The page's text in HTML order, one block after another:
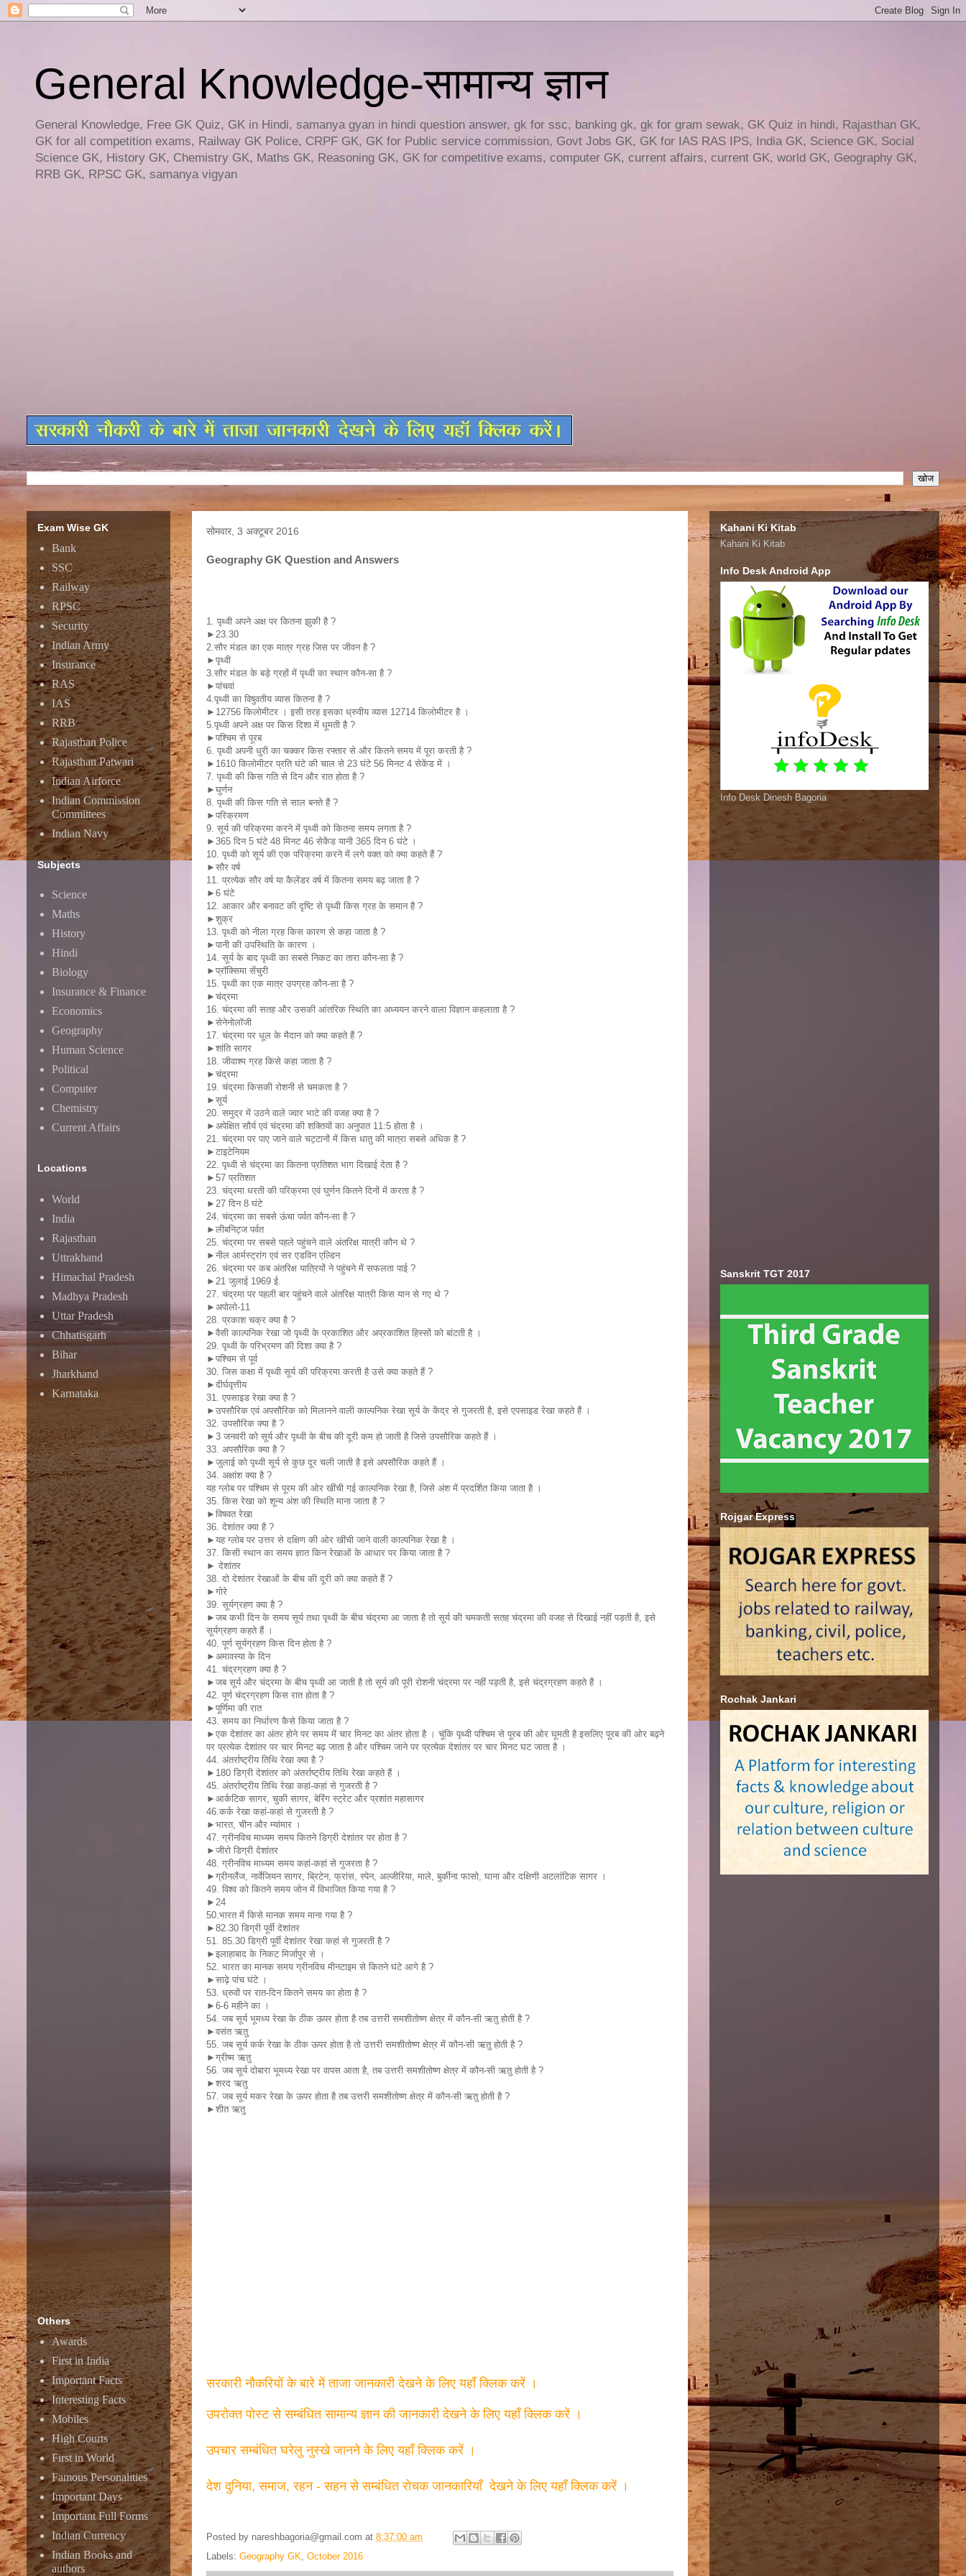
General Knowledge-सामान्य ज्ञान
General Knowledge, Free GK Quiz, GK in Hindi, samanya gyan in hindi question answer, gk for ssc, banking gk, gk for gram sewak, GK Quiz in hindi, Rajasthan GK,
GK for all competition exams, Railway GK Police, CRPF GK, GK for Public service commission, Govt Jobs GK, GK for IAS RAS IPS, India GK, Science GK, Social
Science GK, History GK, Chemistry GK, Maths GK, Reasoning GK, GK for competitive exams, computer GK, current affairs, current GK, world GK, Geography GK,
RRB GK, RPSC GK, samanya vigyan
सोमवार, 3 अक्टूबर 2016
Geography GK Question and Answers
1. पृथ्वी अपने अक्ष पर कितना झुकी है ?
►23.30
2.सौर मंडल का एक मात्र ग्रह जिस पर जीवन है ?
►पृथ्वी
3.सौर मंडल के बड़े ग्रहों में पृथ्वी का स्थान कौन-सा है ?
►पांचवां
4.पृथ्वी का विषुवतीय व्यास कितना है ?
►12756 किलोमीटर । इसी तरह इसका ध्रुवीय व्यास 12714 किलोमीटर है ।
5.पृथ्वी अपने अक्ष पर किस दिशा में धूमती है ?
►पश्चिम से पूरब
6. पृथ्वी अपनी धुरी का चक्कर किस रफ्तार से और कितने समय में पूरा करती है ?
►1610 किलोमीटर प्रति घंटे की चाल से 23 घंटे 56 मिनट 4 सेकेंड में ।
7. पृथ्वी की किस गति से दिन और रात होता है ?
►घुर्णन
8. पृथ्वी की किस गति से साल बनते हैं ?
►परिक्रमण
9. सूर्य की परिक्रमा करने में पृथ्वी को कितना समय लगता है ?
►365 दिन 5 घंटे 48 मिनट 46 सेकेंड यानी 365 दिन 6 घंटे ।
10. पृथ्वी को सूर्य की एक परिक्रमा करने में लगे वक्त को क्या कहते हैं ?
►सौर वर्ष
11. प्रत्येक सौर वर्ष या कैलेंडर वर्ष में कितना समय बढ़ जाता है ?
►6 घंटे
12. आकार और बनावट की दृष्टि से पृथ्वी किस ग्रह के समान है ?
►शुक्र
13. पृथ्वी को नीला ग्रह किस कारण से कहा जाता है ?
►पानी की उपस्थिति के कारण ।
14. सूर्य के बाद पृथ्वी का सबसे निकट का तारा कौन-सा है ?
►प्रॉक्सिमा सेंचुरी
15. पृथ्वी का एक मात्र उपग्रह कौन-सा है ?
►चंद्रमा
16. चंद्रमा की सतह और उसकी आंतरिक स्थिति का अध्ययन करने वाला विज्ञान कहलाता है ?
►सेनेनोलॉजी
17. चंद्रमा पर धूल के मैदान को क्या कहते हैं ?
►शांति सागर
18. जीवाश्म ग्रह किसे कहा जाता है ?
►चंद्रमा
19. चंद्रमा किसकी रोशनी से चमकता है ?
►सूर्य
20. समुद्र में उठने वाले ज्वार भाटे की वजह क्या है ?
►अपेक्षित सौर्य एवं चंद्रमा की शक्तियों का अनुपात 11:5 होता है ।
21. चंद्रमा पर पाए जाने वाले चट्टानों में किस धातु की मात्रा सबसे अधिक है ?
►टाइटेनियम
22. पृथ्वी से चंद्रमा का कितना प्रतिशत भाग दिखाई देता है ?
►57 प्रतिशत
23. चंद्रमा धरती की परिक्रमा एवं घुर्णन कितने दिनों में करता है ?
►27 दिन 8 घंटे
24. चंद्रमा का सबसे ऊंचा पर्वत कौन-सा है ?
►लीबनिट्ज पर्वत
25. चंद्रमा पर सबसे पहले पहुंचने वाले अंतरिक्ष यात्री कौन थे ?
►नील आर्मस्ट्रांग एवं सर एडविन एल्डिन
26. चंद्रमा पर कब अंतरिक्ष यात्रियों ने पहुंचने में सफलता पाई ?
►21 जुलाई 1969 ई.
27. चंद्रमा पर पहली बार पहुंचने वाले अंतरिक्ष यात्री किस यान से गए थे ?
►अपोलो-11
28. प्रकाश चक्र क्या है ?
►वैसी काल्पनिक रेखा जो पृथ्वी के प्रकाशित और अप्रकाशित हिस्सों को बांटती है ।
29. पृथ्वी के परिभ्रमण की दिशा क्या है ?
►पश्चिम से पूर्व
30. जिस कक्षा में पृथ्वी सूर्य की परिक्रमा करती है उसे क्या कहते हैं ?
►दीर्घवृत्तीय
31. एपसाइड रेखा क्या है ?
►उपसौरिक एवं अपसौरिक को मिलानने वाली काल्पनिक रेखा सूर्य के केंद्र से गुजरती है, इसे एपसाइड रेखा कहते हैं ।
32. उपसौरिक क्या है ?
►3 जनवरी को सूर्य और पृथ्वी के बीच की दूरी कम हो जाती है जिसे उपसौरिक कहते हैं ।
33. अपसौरिक क्या है ?
►जुलाई को पृथ्वी सूर्य से कुछ दूर चली जाती है इसे अपसौरिक कहते हैं ।
34. अक्षांश क्या है ?
यह ग्लोब पर पश्चिम से पूरम की ओर खींची गई काल्पनिक रेखा है, जिसे अंश में प्रदर्शित किया जाता है ।
35. किस रेखा को शून्य अंश की स्थिति माना जाता है ?
►विषवत रेखा
36. देशांतर क्या है ?
►यह ग्लोब पर उत्तर से दक्षिण की ओर खींची जाने वाली काल्पनिक रेखा है ।
37. किसी स्थान का समय ज्ञात किन रेखाओं के आधार पर किया जाता है ?
► देशांतर
38. दो देशांतर रेखाओं के बीच की दूरी को क्या कहते हैं ?
►गोरे
39. सूर्यग्रहण क्या है ?
►जब कभी दिन के समय सूर्य तथा पृथ्वी के बीच चंद्रमा आ जाता है तो सूर्य की चमकती सतह चंद्रमा की वजह से दिखाई नहीं पड़ती है, इसे
सूर्यग्रहण कहते हैं ।
40. पूर्ण सूर्यग्रहण किस दिन होता है ?
►अमावस्या के दिन
41. चंद्रग्रहण क्या है ?
►जब सूर्य और चंद्रमा के बीच पृथ्वी आ जाती है तो सूर्य की पूरी रोशनी चंद्रमा पर नहीं पड़ती है, इसे चंद्रग्रहण कहते हैं ।
42. पूर्ण चंद्रग्रहण किस रात होता है ?
►पूर्णिमा की रात
43. समय का निर्धारण कैसे किया जाता है ?
►एक देशांतर का अंतर होने पर समय में चार मिनट का अंतर होता है । चूंकि पृथ्वी पश्चिम से पूरब की ओर घूमती है इसलिए पूरब की ओर बढ़ने
पर प्रत्येक देशांतर पर चार मिनट बढ़ जाता है और पश्चिम जाने पर प्रत्येक देशांतर पर चार मिनट घट जाता है ।
44. अंतर्राष्ट्रीय तिथि रेखा क्या है ?
►180 डिग्री देशांतर को अंतर्राष्ट्रीय तिथि रेखा कहते हैं ।
45. अंतर्राष्ट्रीय तिथि रेखा कहां-कहां से गुजरती है ?
►आर्कटिक सागर, चुकी सागर, बेरिंग स्ट्रेट और प्रशांत महासागर
46.कर्क रेखा कहां-कहां से गुजरती है ?
►भारत, चीन और म्यांमार ।
47. ग्रीनविच माध्यम समय कितने डिग्री देशांतर पर होता है ?
►जीरो डिग्री देशांतर
48. ग्रीनविच माध्यम समय कहां-कहां से गुजरता है ?
►ग्रीनलैंज, नार्वेजियन सागर, ब्रिटेन, फ्रांस, स्पेन, अल्जीरिया, माले, बुर्कीना फासो, घाना और दक्षिणी अटलांटिक सागर ।
49. विश्व को कितने समय जोन में विभाजित किया गया है ?
►24
50.भारत में किसे मानक समय माना गया है ?
►82.30 डिग्री पूर्वी देशांतर
51. 85.30 डिग्री पूर्वी देशांतर रेखा कहां से गुजरती है ?
►इलाहाबाद के निकट मिर्जापुर से ।
52. भारत का मानक समय ग्रीनविच मीनटाइम से कितने घंटे आगे है ?
►साढ़े पांच घंटे ।
53. ध्रुवों पर रात-दिन कितने समय का होता है ?
►6-6 महीने का ।
54. जब सूर्य भूमध्य रेखा के ठीक ऊपर होता है तब उत्तरी समशीतोष्ण क्षेत्र में कौन-सी ऋतु होती है ?
►वसंत ऋतु
55. जब सूर्य कर्क रेखा के ठीक ऊपर होता है तो उत्तरी समशीतोष्ण क्षेत्र में कौन-सी ऋतु होती है ?
►ग्रीष्म ऋतु
56. जब सूर्य दोबारा भूमध्य रेखा पर वापस आता है, तब उत्तरी समशीतोष्ण क्षेत्र में कौन-सी ऋतु होती है ?
►शरद ऋतु
57. जब सूर्य मकर रेखा के ऊपर होता है तब उत्तरी समशीतोष्ण क्षेत्र में कौन-सी ऋतु होती है ?
►शीत ऋतु
सरकारी नौकरियों के बारे में ताजा जानकारी देखने के लिए यहाँ क्लिक करें ।
उपरोक्त पोस्ट से सम्बंधित सामान्य ज्ञान की जानकारी देखने के लिए यहाँ क्लिक करें ।
उपचार सम्बंधित घरेलु नुस्खे जानने के लिए यहाँ क्लिक करें ।
देश दुनिया, समाज, रहन - सहन से सम्बंधित रोचक जानकारियाँ देखने के लिए यहाँ क्लिक करें ।
Posted by nareshbagoria@gmail.com at 8:37:00 am
Labels: Geography GK, October 2016
Exam Wise GK
Bank
SSC
Railway
RPSC
Security
Indian Army
Insurance
RAS
IAS
RRB
Rajasthan Police
Rajasthan Patwari
Indian Airforce
Indian Commission
Committees
Indian Navy
Subjects
Science
Maths
History
Hindi
Biology
Insurance & Finance
Economics
Geography
Human Science
Political
Computer
Chemistry
Current Affairs
Locations
World
India
Rajasthan
Uttrakhand
Himachal Pradesh
Madhya Pradesh
Uttar Pradesh
Chhatisgarh
Bihar
Jharkhand
Karnataka
Others
Awards
First in India
Important Facts
Interesting Facts
Mobiles
High Courts
First in World
Famous Personalities
Important Days
Important Full Forms
Indian Currency
Indian Books and
authors
Kahani Ki Kitab
Kahani Ki Kitab
Info Desk Android App
Info Desk Dinesh Bagoria
Sanskrit TGT 2017
Rojgar Express
Rochak Jankari